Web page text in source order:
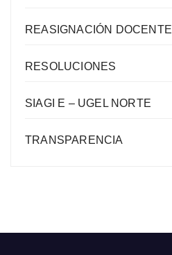
REASIGNACIÓN DOCENTE
RESOLUCIONES
SIAGI E – UGEL NORTE
TRANSPARENCIA